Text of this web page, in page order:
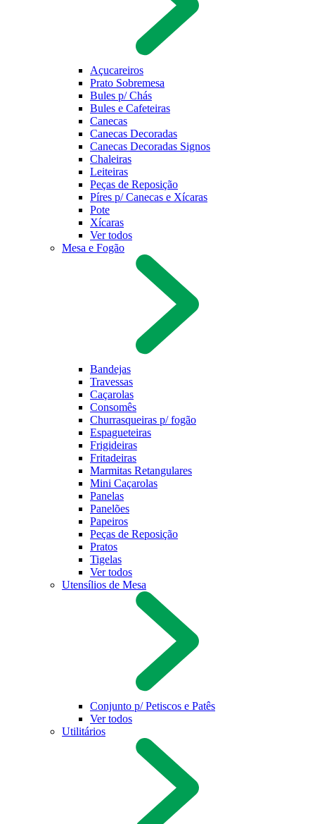
Açucareiros
Prato Sobremesa
Bules p/ Chás
Bules e Cafeteiras
Canecas
Canecas Decoradas
Canecas Decoradas Signos
Chaleiras
Leiteiras
Peças de Reposição
Píres p/ Canecas e Xícaras
Pote
Xícaras
Ver todos
Mesa e Fogão
Bandejas
Travessas
Caçarolas
Consomês
Churrasqueiras p/ fogão
Espagueteiras
Frigideiras
Fritadeiras
Marmitas Retangulares
Mini Caçarolas
Panelas
Panelões
Papeiros
Peças de Reposição
Pratos
Tigelas
Ver todos
Utensílios de Mesa
Conjunto p/ Petiscos e Patês
Ver todos
Utilitários